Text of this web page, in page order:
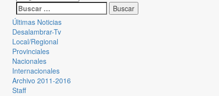
Últimas Noticias
Desalambrar-Tv
Local/Regional
Provinciales
Nacionales
Internacionales
Archivo 2011-2016
Staff